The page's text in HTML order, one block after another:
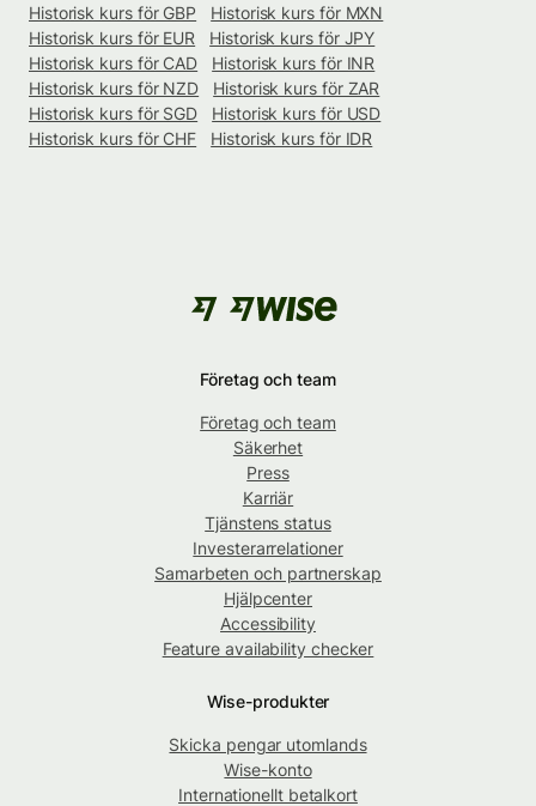
Historisk kurs för GBP
Historisk kurs för MXN
Historisk kurs för EUR
Historisk kurs för JPY
Historisk kurs för CAD
Historisk kurs för INR
Historisk kurs för NZD
Historisk kurs för ZAR
Historisk kurs för SGD
Historisk kurs för USD
Historisk kurs för CHF
Historisk kurs för IDR
Företag och team
Företag och team
Säkerhet
Press
Karriär
Tjänstens status
Investerarrelationer
Samarbeten och partnerskap
Hjälpcenter
Accessibility
Feature availability checker
Wise-produkter
Skicka pengar utomlands
Wise-konto
Internationellt betalkort